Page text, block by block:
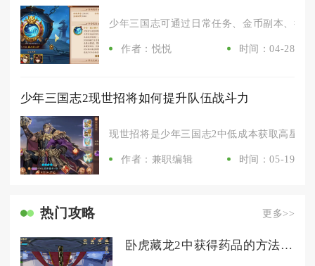
少年三国志可通过日常任务、金币副本、征
作者：悦悦 时间：04-28
少年三国志2现世招将如何提升队伍战斗力
现世招将是少年三国志2中低成本获取高星武
作者：兼职编辑 时间：05-19
热门攻略 更多>>
卧虎藏龙2中获得药品的方法有哪些